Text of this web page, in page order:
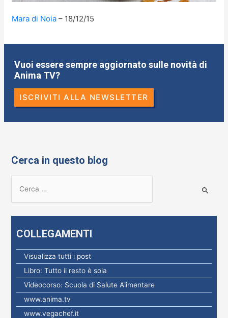
Mara di Noia 18/12/15
Vuoi essere sempre aggiornato sulle novità di
Anima TV?
ISCRIVITI ALLA NEWSLETTER
Cerca in questo blog
COLLEGAMENTI
Visualizza tutti i post
Libro: Tutto il resto è soia
Videocorso: Scuola di Salute Alimentare
www.anima.tv
www.vegachef.it